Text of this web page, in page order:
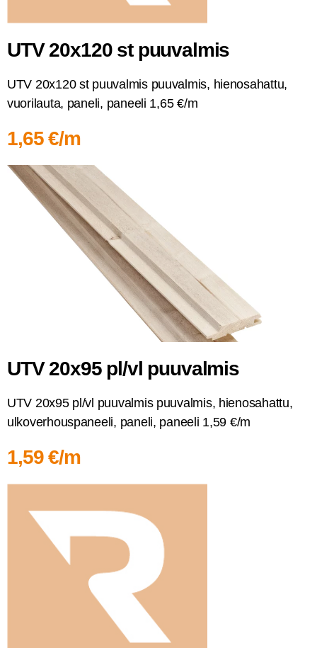
UTV 20x120 st puuvalmis
UTV 20x120 st puu­val­mis puu­val­mis, hien­osa­hat­tu,
vuo­ri­lau­ta, pane­li, panee­li 1,65 €/m
1,65 €/m
UTV 20x95 pl/vl puuvalmis
UTV 20x95 pl/vl puu­val­mis puu­val­mis, hien­osa­hat­tu,
ulko­ver­hous­pa­nee­li, pane­li, panee­li 1,59 €/m
1,59 €/m